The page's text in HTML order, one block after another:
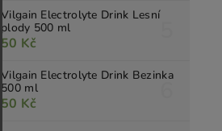
Vilgain Electrolyte Drink Lesní
plody 500 ml
50 Kč
Vilgain Electrolyte Drink Bezinka
500 ml
50 Kč